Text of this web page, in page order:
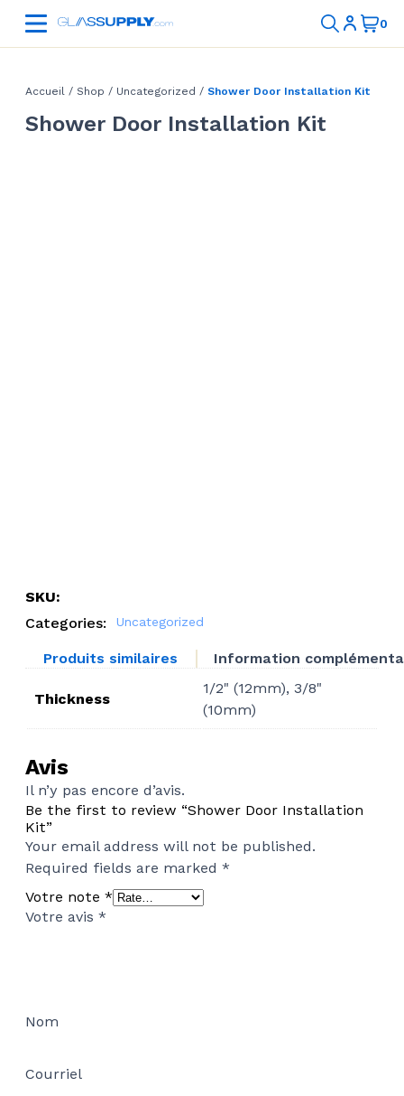
Accueil / Shop / Uncategorized / Shower Door Installation Kit
Shower Door Installation Kit
SKU:
Categories:
Uncategorized
Produits similaires Information
Thickness
1/2" (12mm), 3/8"
(10mm)
Avis
Il n’y pas encore d’avis.
Be the first to review “Shower Door Installation
Kit”
Your email address will not be published.
Required fields are marked *
Votre note *
Votre avis *
Nom
Courriel